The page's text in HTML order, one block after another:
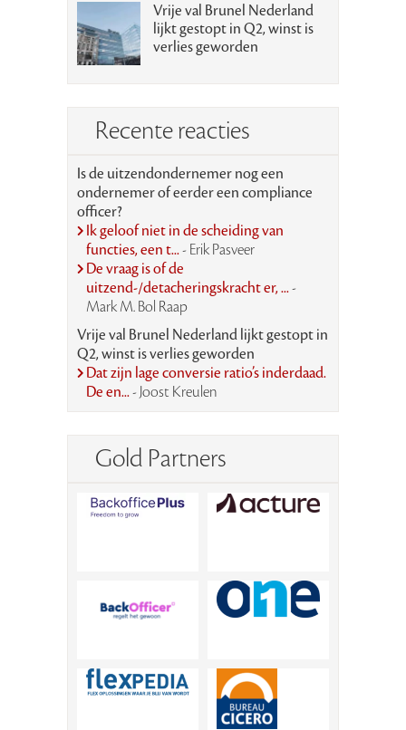
Vrije val Brunel Nederland
lijkt gestopt in Q2, winst is
verlies geworden
Recente reacties
Is de uitzendondernemer nog een
ondernemer of eerder een compliance
officer?
Ik geloof niet in de scheiding van
functies, een t...- Erik Pasveer
De vraag is of de
uitzend-/detacheringskracht er, ...-
Mark M. Bol Raap
Vrije val Brunel Nederland lijkt gestopt in
Q2, winst is verlies geworden
Dat zijn lage conversie ratio’s inderdaad.
De en...- Joost Kreulen
Gold Partners